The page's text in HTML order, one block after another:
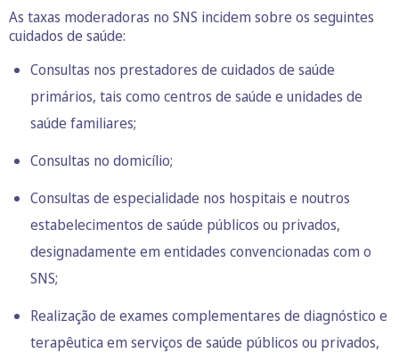
As taxas moderadoras no SNS incidem sobre os seguintes
cuidados de saúde:
Consultas nos prestadores de cuidados de saúde
primários, tais como centros de saúde e unidades de
saúde familiares;
Consultas no domicílio;
Consultas de especialidade nos hospitais e noutros
estabelecimentos de saúde públicos ou privados,
designadamente em entidades convencionadas com o
SNS;
Realização de exames complementares de diagnóstico e
terapêutica em serviços de saúde públicos ou privados,